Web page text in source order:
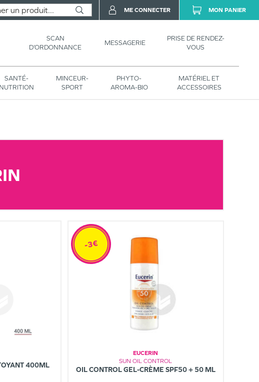
SCAN
D’ORDONNANCE
MESSAGERIE
PRISE DE RENDEZ-
VOUS
SANTÉ-
NUTRITION
MINCEUR-
SPORT
PHYTO-
AROMA-BIO
MATÉRIEL ET
ACCESSOIRES
ME CONNECTER MON PANIER
400ML
EUCERIN
SUN OIL CONTROL
OIL CONTROL GEL-CRÈME SPF50 + 50 ML
-3€